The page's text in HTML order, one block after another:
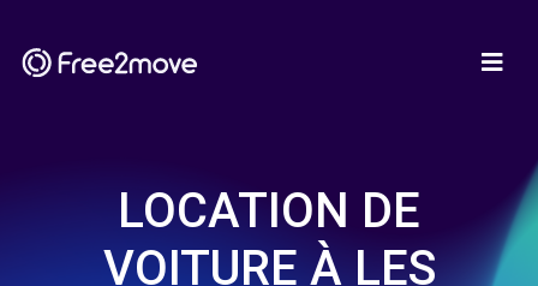
LOCATION DE
VOITURE À LES